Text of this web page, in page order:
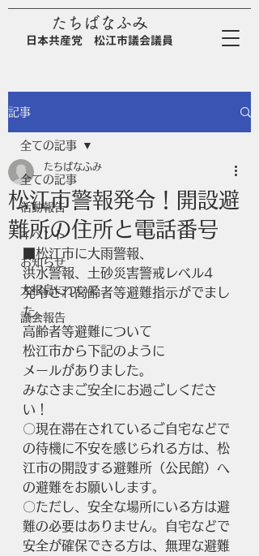
たちばなふみ
日本共産党 松江市議会議員
記事
全ての記事
活動報告
イベント
お知らせ
大根島について
議会報告
全ての記事
松江市警報発令！開設避
難所の住所と電話番号
たちばなふみ
■松江市に大雨警報、
洪水警報、土砂災害警戒レベル4
発令され高齢者等避難指示がでまし
た。
高齢者等避難について
松江市から下記のように
メールがありました。
みなさまご安全にお過ごしくださ
い！
〇現在滞在されているご自宅などで
の待機に不安を感じられる方は、松
江市の開設する避難所（公民館）へ
の避難をお願いします。
〇ただし、安全な場所にいる方は避
難の必要はありません。自宅などで
安全が確保できる方は、無理な避難